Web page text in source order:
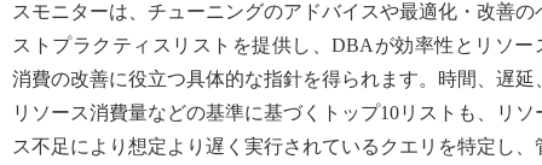
スモニターは、チューニングのアドバイスや最適化・改善の
ストプラクティスリストを提供し、DBAが効率性とリソー
消費の改善に役立つ具体的な指針を得られます。時間、遅延
リソース消費量などの基準に基づくトップ10リストも、リソ
ス不足により想定より遅く実行されているクエリを特定し、